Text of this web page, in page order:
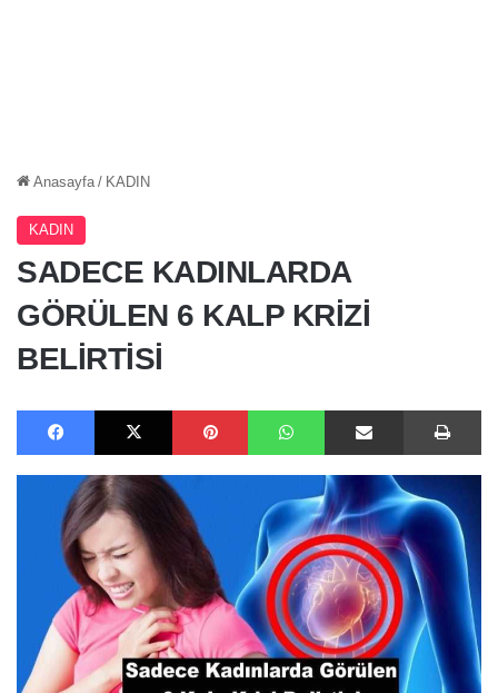
Anasayfa / KADIN
KADIN
SADECE KADINLARDA
GÖRÜLEN 6 KALP KRİZİ
BELİRTİSİ
Facebook X Pinterest WhatsApp E-Posta ile paylaş